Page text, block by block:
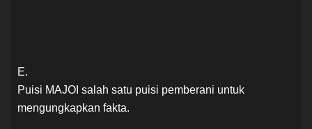
E.
Puisi MAJOI salah satu puisi pemberani untuk
mengungkapkan fakta.